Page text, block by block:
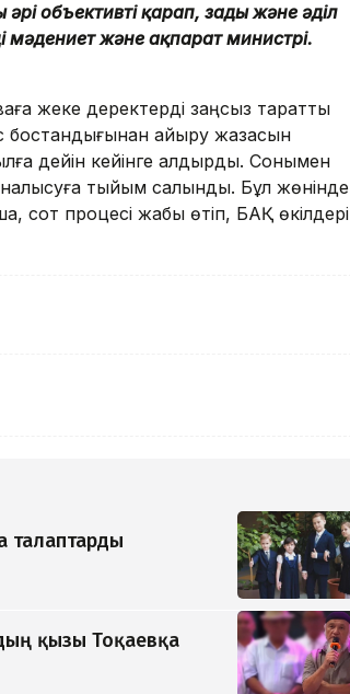
объективті қарап, заңды және әділ
мәдениет және ақпарат министрі.
жеке деректерді заңсыз таратты
бостандығынан айыру жазасын
дейін кейінге қалдырды. Сонымен
тыйым салынды. Бұл жөнінде
сот процесі жабық өтіп, БАҚ өкілдері
талаптарды
қызы Тоқаевқа